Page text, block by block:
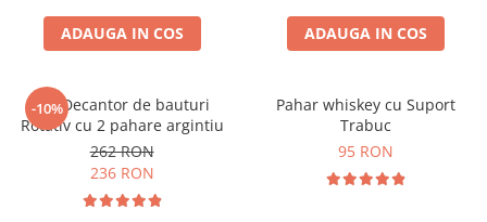
ADAUGA IN COS ADAUGA IN COS
-10%
Set Decantor de bauturi
Rotativ cu 2 pahare argintiu
262 RON
236 RON
Pahar whiskey cu Suport
Trabuc
95 RON